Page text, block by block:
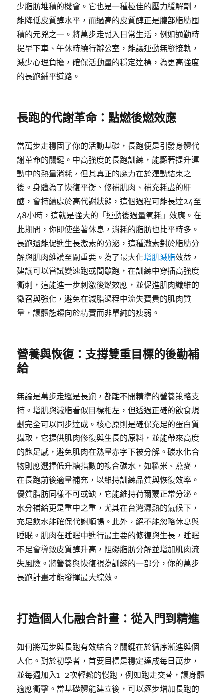
少脂肪堆積的機會。它也是一種極佳的壓力緩解劑，
能降低皮質醇水平，而過高的皮質醇正是腹部脂肪囤
積的元兇之一。將萬步走融入日常生活，例如通勤時
提早下車、午休時繞行辦公室，能讓運動無縫接軌，
減少心理負擔，確保活動量的穩定達標，為更高強度
的長跑鋪平道路。
長跑的代謝革命：點燃後燃效應
當萬步走穩固了你的活動基礎，長跑便是引發身體代
謝革命的關鍵。中高強度的長跑訓練，能顯著提升運
動中的熱量消耗，但其真正的魔力在於運動結束之
後。身體為了恢復平衡、修補肌肉、補充耗盡的肝
醣，會持續處於高代謝狀態，這個過程可能長達24至
48小時，這就是強大的「運動後過量氧耗」效應。在
此期間，你即使坐著休息，消耗的脂肪也比平時多。
長跑還能促進生長激素的分泌，這種激素對於脂肪分
解與肌肉維護至關重要。為了最大化增肌減脂效益，
建議可以嘗試變速跑或間歇跑，在訓練中穿插高強度
衝刺，這能進一步刺激後燃效應，並促進肌肉纖維的
徵召與強化，避免在減脂過程中流失寶貴的肌肉質
量，讓體態趨向於精實而非單純的瘦弱。
營養與恢復：支撐雙重目標的後勤補
給
無論是萬步走還是長跑，都離不開精準的營養策略支
持。增肌與減脂看似目標相左，但透過正確的飲食規
劃完全可以同步達成。核心原則是確保充足的蛋白質
攝取，它提供肌肉修復與生長的原料，並能帶來高度
的飽足感，避免肌肉在熱量赤字下被分解。碳水化合
物則應選擇低升糖指數的複合碳水，如糙米、燕麥，
在長跑前後適量補充，以維持訓練品質與恢復效率。
優質脂肪同樣不可或缺，它能維持荷爾蒙正常分泌。
水分補給更是重中之重，尤其在台灣濕熱的氣候下，
充足飲水能確保代謝順暢。此外，絕不能忽略休息與
睡眠。肌肉在睡眠中進行最主要的修復與生長，睡眠
不足會導致皮質醇升高，阻礙脂肪分解並增加肌肉流
失風險。將營養與恢復視為訓練的一部分，你的萬步
長跑計畫才能發揮最大綜效。
打造個人化融合計畫：從入門到精進
如何將萬步與長跑有效結合？關鍵在於循序漸進與個
人化。對於初學者，首要目標是穩定達成每日萬步，
並每週加入1-2次輕鬆的慢跑，例如跑走交替，讓身體
適應衝擊。當基礎體能建立後，可以逐步增加長跑的